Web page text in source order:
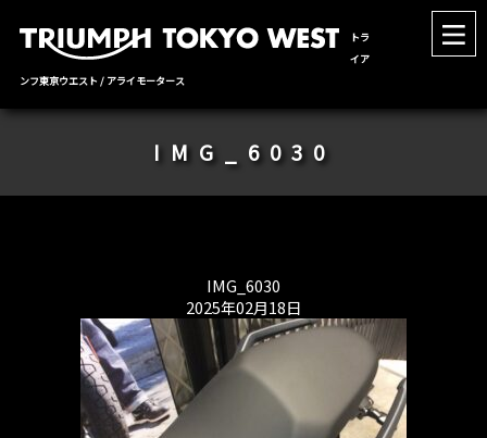
トラ
イア
ンフ東京ウエスト / アライモータース
IMG_6030
IMG_6030
2025年02月18日